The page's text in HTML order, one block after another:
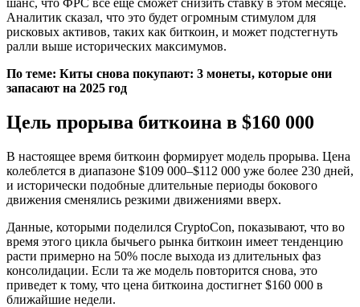
шанс, что ФРС все еще сможет снизить ставку в этом месяце.
Аналитик сказал, что это будет огромным стимулом для
рисковых активов, таких как биткоин, и может подстегнуть
ралли выше исторических максимумов.
По теме: Киты снова покупают: 3 монеты, которые они
запасают на 2025 год
Цель прорыва биткоина в $160 000
В настоящее время биткоин формирует модель прорыва. Цена
колеблется в диапазоне $109 000–$112 000 уже более 230 дней,
и исторически подобные длительные периоды бокового
движения сменялись резкими движениями вверх.
Данные, которыми поделился CryptoCon, показывают, что во
время этого цикла бычьего рынка биткоин имеет тенденцию
расти примерно на 50% после выхода из длительных фаз
консолидации. Если та же модель повторится снова, это
приведет к тому, что цена биткоина достигнет $160 000 в
ближайшие недели.